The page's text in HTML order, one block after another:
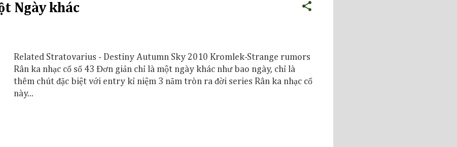
Ngày khác
Related Stratovarius - Destiny Autumn Sky 2010 Kromlek-Strange rumors
Rân ka nhạc cổ số 43 Đơn giản chỉ là một ngày khác như bao ngày, chỉ là
thêm chút đặc biệt với entry kỉ niệm 3 năm tròn ra đời series Rân ka nhạc cổ
này...